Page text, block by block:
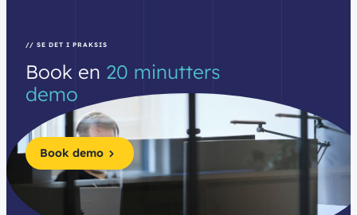
// SE DET I PRAKSIS
Book en 20 minutters
demo
Book demo